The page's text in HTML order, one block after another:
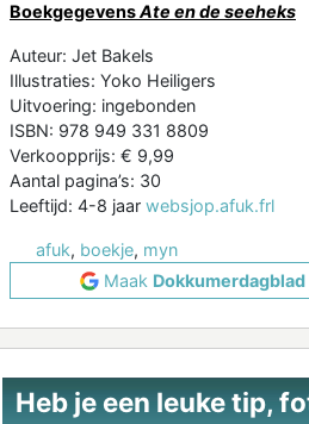
BoekgegevensAte en de seeheks
Auteur: Jet Bakels
Illustraties: Yoko Heiligers
Uitvoering: ingebonden
ISBN: 978 949 331 8809
Verkoopprijs: € 9,99
Aantal pagina’s: 30
Leeftijd: 4-8 jaar websjop.afuk.frl
afuk, boekje, myn
Maak Dokkumerdagblad
Heb je een leuke tip,